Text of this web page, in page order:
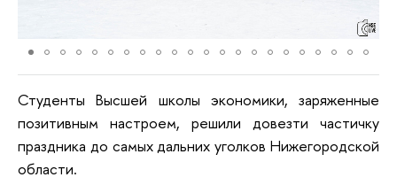
Студенты Высшей школы экономики, заряженные
позитивным настроем, решили довезти частичку
праздника до самых дальних уголков Нижегородской
области.